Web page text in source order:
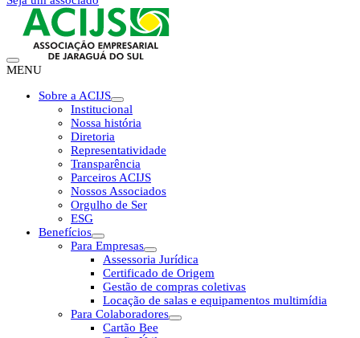
MENU
Sobre a ACIJS
Institucional
Nossa história
Diretoria
Representatividade
Transparência
Parceiros ACIJS
Nossos Associados
Orgulho de Ser
ESG
Benefícios
Para Empresas
Assessoria Jurídica
Certificado de Origem
Gestão de compras coletivas
Locação de salas e equipamentos multimídia
Para Colaboradores
Cartão Bee